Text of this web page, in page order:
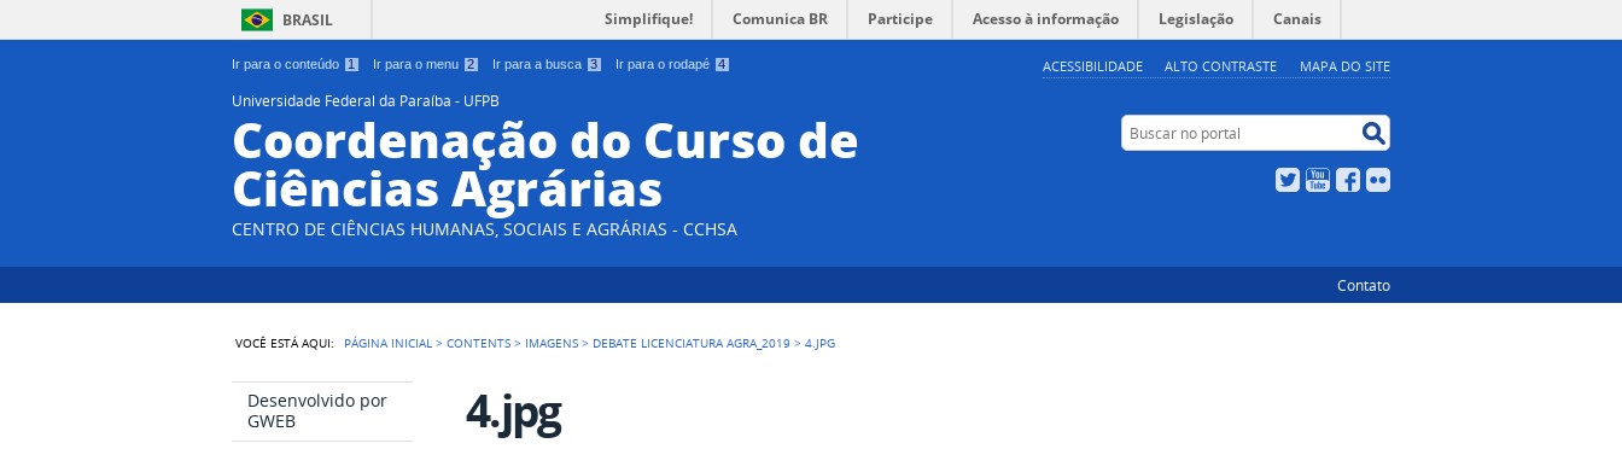
Ir para o conteúdo 1 Ir para o menu 2 Ir para a busca 3 Ir para o rodapé 4 ACESSIBILIDADE ALTO CONTRASTE MAPA DO SITE
BRASIL Simplifique! Comunica BR Participe Acesso à informação Legislação Canais
Universidade Federal da Paraíba - UFPB
Coordenação do Curso de
Ciências Agrárias
CENTRO DE CIÊNCIAS HUMANAS, SOCIAIS E AGRÁRIAS - CCHSA
Buscar no portal
TwitterYouTubeFacebook
Contato
VOCÊ ESTÁ AQUI: PÁGINA INICIAL >CONTENTS > IMAGENS > DEBATE LICENCIATURA AGRA_2019 >4.JPG
Desenvolvido por
GWEB
4.jpg